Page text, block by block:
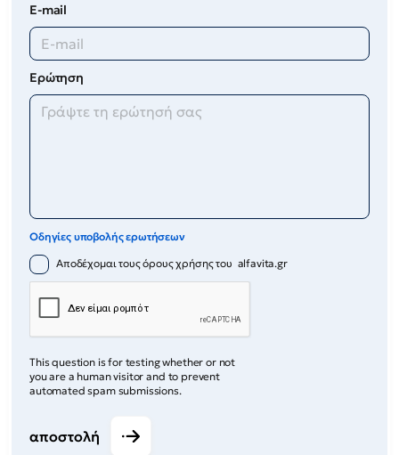
E-mail
Ερώτηση
Οδηγίες υποβολής ερωτήσεων
Αποδέχομαι τους όρους χρήσης του alfavita.gr
This question is for testing whether or not
you are a human visitor and to prevent
automated spam submissions.
αποστολή